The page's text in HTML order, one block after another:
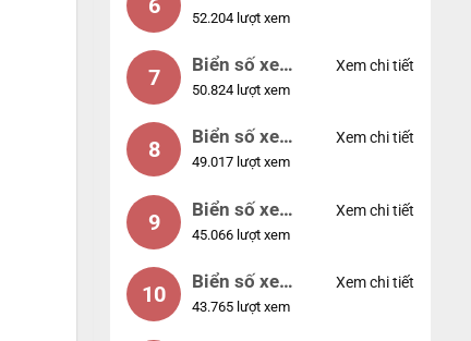
11111
52.204 lượt xem
7
Biển số xe
44444
50.824 lượt xem
Xem chi tiết
8
Biển số xe
77777
49.017 lượt xem
Xem chi tiết
9
Biển số xe
55555
45.066 lượt xem
Xem chi tiết
10
Biển số xe
56789
43.765 lượt xem
Xem chi tiết